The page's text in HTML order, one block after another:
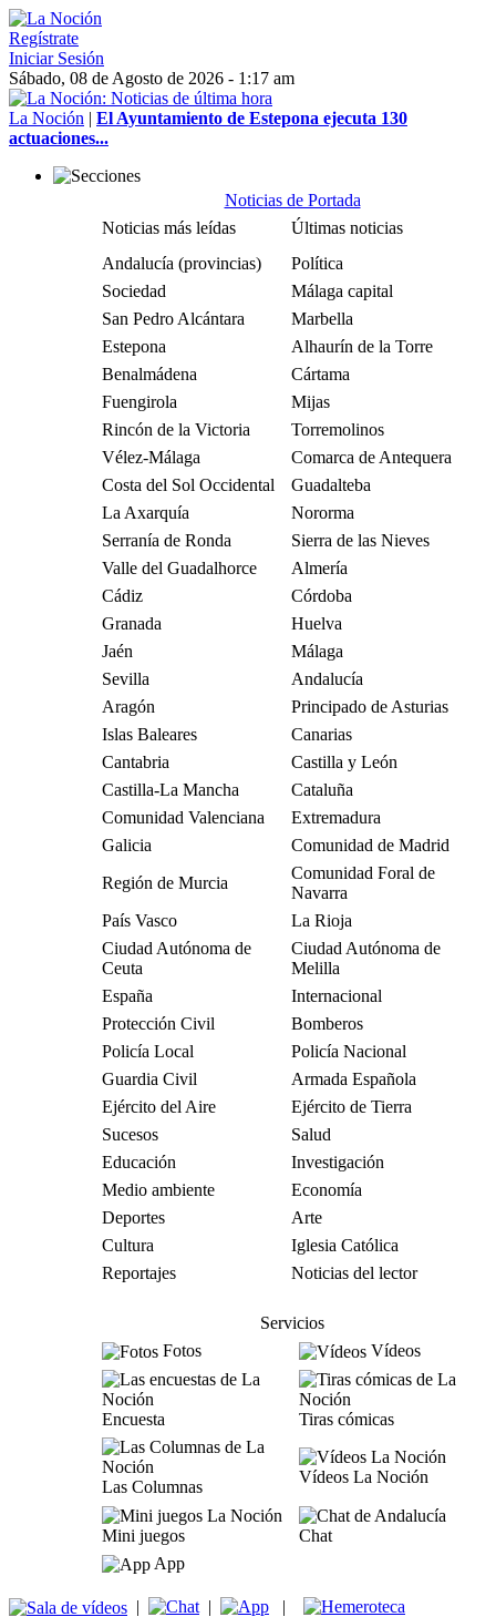
Regístrate
Iniciar Sesión
Sábado, 08 de Agosto de 2026 - 1:17 am
La Noción | El Ayuntamiento de Estepona ejecuta 130
actuaciones...
Noticias de Portada
Noticias más leídas
Últimas noticias
Andalucía (provincias)
Política
Sociedad
Málaga capital
San Pedro Alcántara
Marbella
Estepona
Alhaurín de la Torre
Benalmádena
Cártama
Fuengirola
Mijas
Rincón de la Victoria
Torremolinos
Vélez-Málaga
Comarca de Antequera
Costa del Sol Occidental
Guadalteba
La Axarquía
Nororma
Serranía de Ronda
Sierra de las Nieves
Valle del Guadalhorce
Almería
Cádiz
Córdoba
Granada
Huelva
Jaén
Málaga
Sevilla
Andalucía
Aragón
Principado de Asturias
Islas Baleares
Canarias
Cantabria
Castilla y León
Castilla-La Mancha
Cataluña
Comunidad Valenciana
Extremadura
Galicia
Comunidad de Madrid
Región de Murcia
Comunidad Foral de
Navarra
País Vasco
La Rioja
Ciudad Autónoma de
Ceuta
Ciudad Autónoma de
Melilla
España
Internacional
Protección Civil
Bomberos
Policía Local
Policía Nacional
Guardia Civil
Armada Española
Ejército del Aire
Ejército de Tierra
Sucesos
Salud
Educación
Investigación
Medio ambiente
Economía
Deportes
Arte
Cultura
Iglesia Católica
Reportajes
Noticias del lector
Servicios
Fotos
Vídeos
Encuesta Tiras cómicas
Las Columnas
Vídeos La Noción
Mini juegos
Chat
App
| | |